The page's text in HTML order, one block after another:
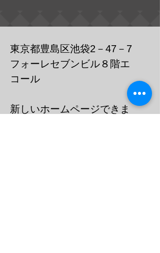
東京都豊島区池袋2－47－7
フォーレセブンビル８階エ
コール
​新しいホームページできま